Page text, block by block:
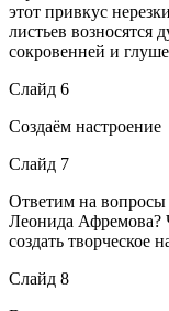
этот привкус
листьев возносятся
сокровенней и
Слайд 6
Создаём настроение
Слайд 7
Ответим на вопросы
Леонида Афремова?
создать творческое
Слайд 8